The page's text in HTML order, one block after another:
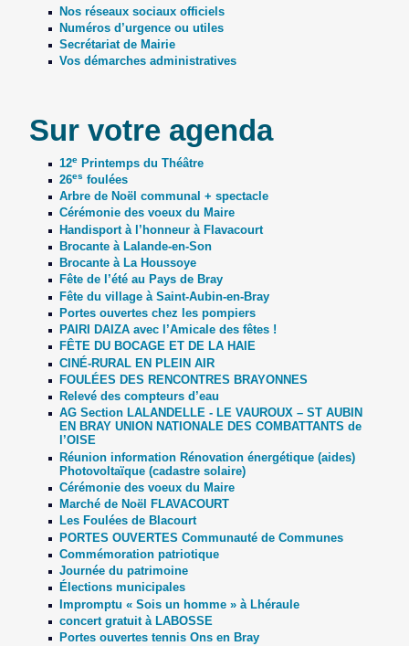
Nos réseaux sociaux officiels
Numéros d’urgence ou utiles
Secrétariat de Mairie
Vos démarches administratives
Sur votre agenda
12ePrintemps du Théâtre
26es foulées
Arbre de Noël communal + spectacle
Cérémonie des voeux du Maire
Handisport à l’honneur à Flavacourt
Brocante à Lalande-en-Son
Brocante à La Houssoye
Fête de l’été au Pays de Bray
Fête du village à Saint-Aubin-en-Bray
Portes ouvertes chez les pompiers
PAIRI DAIZA avec l’Amicale des fêtes !
FÊTE DU BOCAGE ET DE LA HAIE
CINÉ-RURAL EN PLEIN AIR
FOULÉES DES RENCONTRES BRAYONNES
Relevé des compteurs d’eau
AG Section LALANDELLE - LE VAUROUX – ST AUBIN
EN BRAY UNION NATIONALE DES COMBATTANTS de
l’OISE
Réunion information Rénovation énergétique (aides)
Photovoltaïque (cadastre solaire)
Cérémonie des voeux du Maire
Marché de Noël FLAVACOURT
Les Foulées de Blacourt
PORTES OUVERTES Communauté de Communes
Commémoration patriotique
Journée du patrimoine
Élections municipales
Impromptu « Sois un homme » à Lhéraule
concert gratuit à LABOSSE
Portes ouvertes tennis Ons en Bray